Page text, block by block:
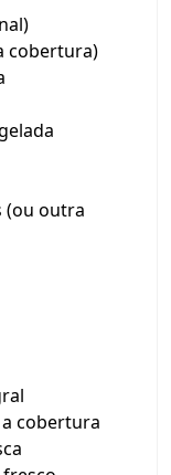
cobertura)
(ou outra
cobertura